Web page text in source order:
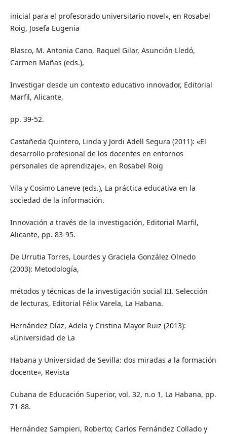
inicial para el profesorado universitario novel», en Rosabel
Roig, Josefa Eugenia
Blasco, M. Antonia Cano, Raquel Gilar, Asunción Lledó,
Carmen Mañas (eds.),
Investigar desde un contexto educativo innovador, Editorial
Marfil, Alicante,
pp. 39-52.
Castañeda Quintero, Linda y Jordi Adell Segura (2011): «El
desarrollo profesional de los docentes en entornos
personales de aprendizaje», en Rosabel Roig
Vila y Cosimo Laneve (eds.), La práctica educativa en la
sociedad de la información.
Innovación a través de la investigación, Editorial Marfil,
Alicante, pp. 83-95.
De Urrutia Torres, Lourdes y Graciela González Olnedo
(2003): Metodología,
métodos y técnicas de la investigación social III. Selección
de lecturas, Editorial Félix Varela, La Habana.
Hernández Díaz, Adela y Cristina Mayor Ruiz (2013):
«Universidad de La
Habana y Universidad de Sevilla: dos miradas a la formación
docente», Revista
Cubana de Educación Superior, vol. 32, n.o 1, La Habana, pp.
71-88.
Hernández Sampieri, Roberto; Carlos Fernández Collado y